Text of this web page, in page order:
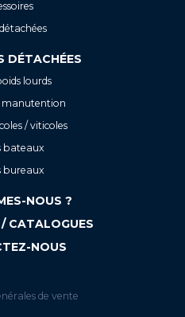
DÉTACHÉES
lourds
manutention
/ viticoles
bateaux
bureaux
NOUS ?
CATALOGUES
NOUS
de vente